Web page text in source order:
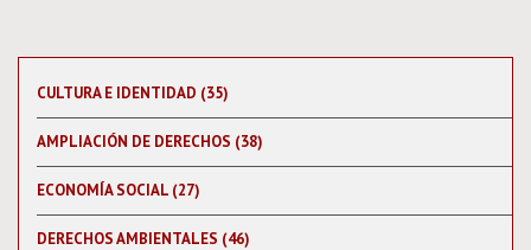
CULTURA E IDENTIDAD (35)
AMPLIACIÓN DE DERECHOS (38)
ECONOMÍA SOCIAL (27)
DERECHOS AMBIENTALES (46)